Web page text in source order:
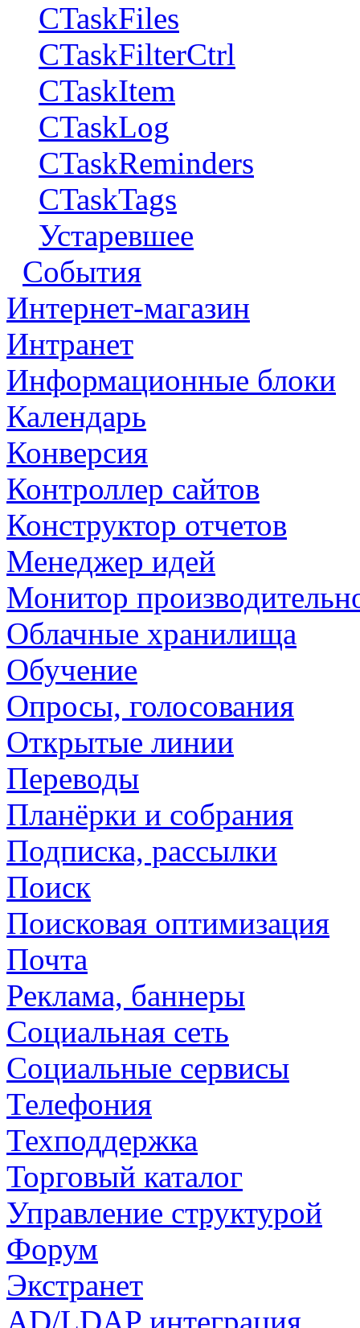
CTaskFiles
CTaskFilterCtrl
CTaskItem
CTaskLog
CTaskReminders
CTaskTags
Устаревшее
События
Интернет-магазин
Интранет
Информационные блоки
Календарь
Конверсия
Контроллер сайтов
Конструктор отчетов
Менеджер идей
Монитор
Облачные хранилища
Обучение
Опросы, голосования
Открытые линии
Переводы
Планёрки и собрания
Подписка, рассылки
Поиск
Поисковая оптимизация
Почта
Реклама, баннеры
Социальная сеть
Социальные сервисы
Телефония
Техподдержка
Торговый каталог
Управление структурой
Форум
Экстранет